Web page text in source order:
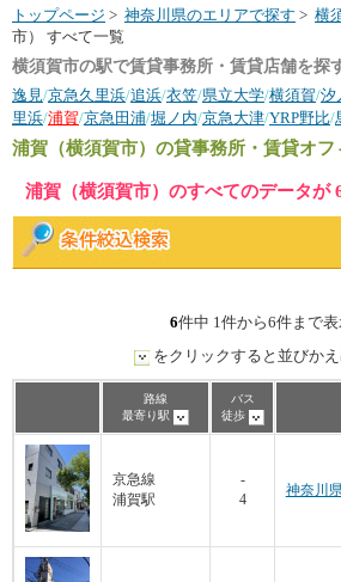
トップページ > 神奈川県のエリアで探す > 横
市） すべて一覧
横須賀市の駅で賃貸事務所・賃貸店舗を探
逸見/京急久里浜/追浜/衣笠/県立大学/横須賀/汐
里浜/浦賀/京急田浦/堀ノ内/京急大津/YRP野比/
浦賀（横須賀市） の貸事務所・賃貸オフ
浦賀（横須賀市）のすべてのデータが
6件中 1件から6件まで
をクリックすると並びか
路線
最寄り駅
バス
徒歩
京急線
浦賀駅
-
4
神奈川